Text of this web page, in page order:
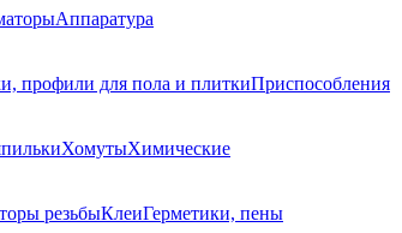
Аппаратура
профили для пола и плиткиПриспособления
ХомутыХимические
резьбыКлеиГерметики, пены